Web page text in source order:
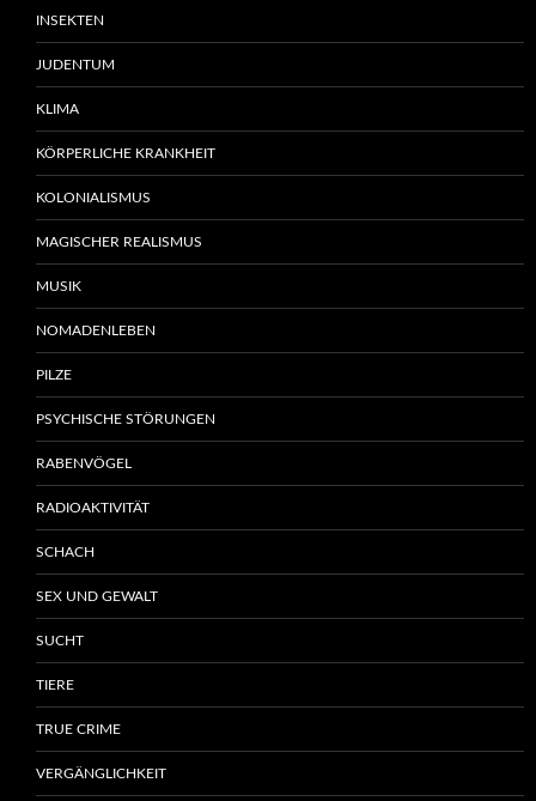
INSEKTEN
JUDENTUM
KLIMA
KÖRPERLICHE KRANKHEIT
KOLONIALISMUS
MAGISCHER REALISMUS
MUSIK
NOMADENLEBEN
PILZE
PSYCHISCHE STÖRUNGEN
RABENVÖGEL
RADIOAKTIVITÄT
SCHACH
SEX UND GEWALT
SUCHT
TIERE
TRUE CRIME
VERGÄNGLICHKEIT